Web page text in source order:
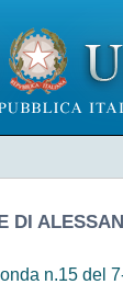
DI
n.15 del